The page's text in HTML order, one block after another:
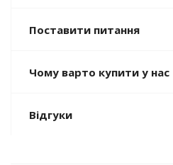
Поставити питання
Чому варто купити у нас
Відгуки